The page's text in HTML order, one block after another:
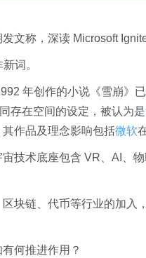
文称，深读 Microsoft
词。
年创作的小说《雪崩》
存在空间的设定，被认为是
作品及理念影响包括微软
技术底座包含 VR、AI、
块链、代币等行业的加
何推进作用？